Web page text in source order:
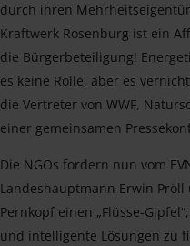
durch ihren
Kraftwerk Rosenburg ist ein
die Bürgerbeteiligung!
es keine Rolle, aber es
die Vertreter von WWF,
einer gemeinsamen
Die NGOs fordern nun vom
Landeshauptmann Erwin
Pernkopf einen „Flüsse-
und intelligente Lösungen zu